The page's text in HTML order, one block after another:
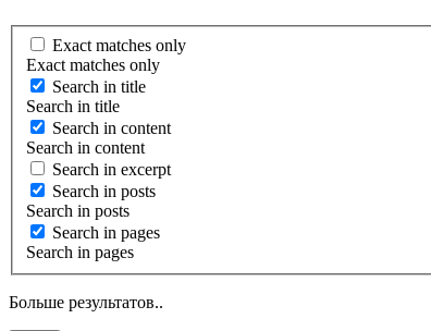
Exact matches only
Exact matches only
Search in title
Search in title
Search in content
Search in content
Search in excerpt
Search in posts
Search in posts
Search in pages
Search in pages
Больше результатов..